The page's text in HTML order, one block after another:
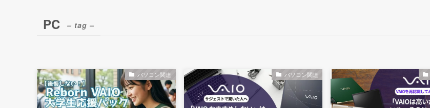
PC – tag –
パソコン関連 パソコン関連